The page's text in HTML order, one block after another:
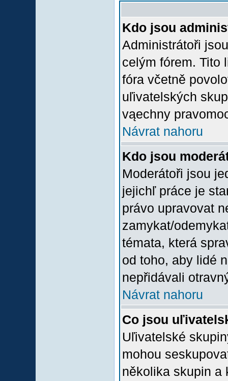
Kdo jsou
Administrátoři
celým fórem. Tito
fóra včetně
uľivatelských
vąechny
Návrat nahoru
Kdo jsou
Moderátoři jsou
jejichľ práce je
právo upravovat
zamykat/
témata, která
od toho, aby lidé
nepřidávali
Návrat nahoru
Co jsou
Uľivatelské
mohou
několika skupin a